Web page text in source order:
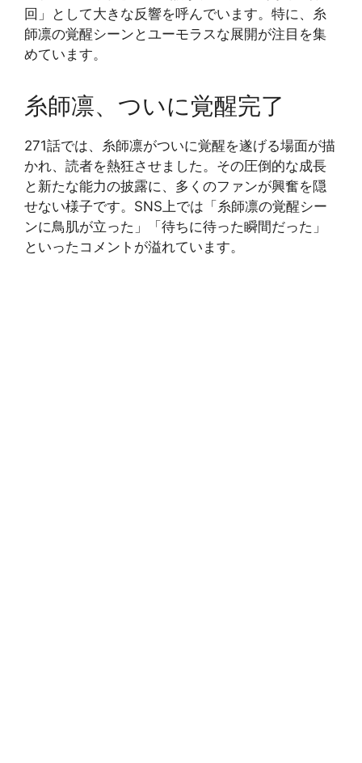
回」として大きな反響を呼んでいます。特に、糸
師凛の覚醒シーンとユーモラスな展開が注目を集
めています。
糸師凛、ついに覚醒完了
271話では、糸師凛がついに覚醒を遂げる場面が描
かれ、読者を熱狂させました。その圧倒的な成長
と新たな能力の披露に、多くのファンが興奮を隠
せない様子です。SNS上では「糸師凛の覚醒シー
ンに鳥肌が立った」「待ちに待った瞬間だった」
といったコメントが溢れています。